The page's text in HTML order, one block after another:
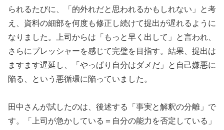
られるたびに、「的外れだと思われるかもしれない」と考
え、資料の細部を何度も修正し続けて提出が遅れるように
なりました。上司からは「もっと早く出して」と言われ、
さらにプレッシャーを感じて完璧を目指す。結果、提出は
ますます遅延し、「やっぱり自分はダメだ」と自己嫌悪に
陥る、という悪循環に陥っていました。
田中さんが試したのは、後述する「事実と解釈の分離」で
す。「上司が急かしている＝自分の能力を否定している」